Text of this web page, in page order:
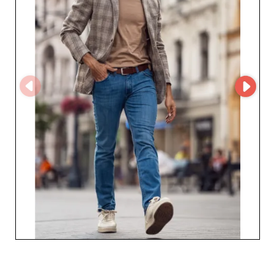
alma kapasitesi, profesyonel müşterilerinin
memnuniyetini artırır. Optimize edilmiş sipariş sistemi ve
hızlı müşteri hizmetleriyle bu toptancı, akıcı ve güven
veren bir satın alma deneyimi sunar. Bridle Denim-Tex
Jarmuż Henni Sp. J.'yi tercih eden erkek hazır giyim
profesyonelleri, kataloglarını zenginleştirmek için
güvenilir bir iş ortağı kazanır. Sağlam itibarları, kumaş
kalitesine ve benzersiz titizliklerine dayanır; bu da
piyasada öne çıkmak isteyenler için rekabetçi bir fiyat-
performans dengesi sağlar. Toptan erkek giyim
ihtiyaçlarınızın tümü için, Bridle Denim-Tex Jarmuż
Henni Sp. J. verimliliği, stili ve güvenilirliği birleştiren
vazgeçilmez bir seçimdir.